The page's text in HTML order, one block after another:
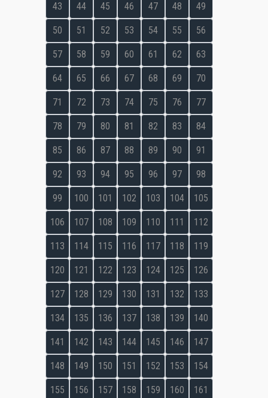
43 44 45 46 47 48 49
50 51 52 53 54 55 56
57 58 59 60 61 62 63
64 65 66 67 68 69 70
71 72 73 74 75 76 77
78 79 80 81 82 83 84
85 86 87 88 89 90 91
92 93 94 95 96 97 98
99 100 101 102 103 104 105
106 107 108 109 110 111 112
113 114 115 116 117 118 119
120 121 122 123 124 125 126
127 128 129 130 131 132 133
134 135 136 137 138 139 140
141 142 143 144 145 146 147
148 149 150 151 152 153 154
155 156 157 158 159 160 161